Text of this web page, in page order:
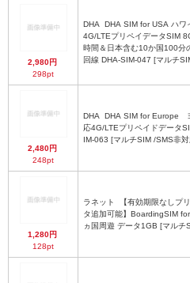
2,980円
298pt
DHA
4G/LTEプリペイデータSIM
時間＆日本含む10か国100分
回線 DHA-SIM-047 [マルチ
2,480円
248pt
DHA
応4G/LTEプリペイドデータ
IM-063 [マルチSIM /SMS非対
1,280円
128pt
ラネット
タ追加可能】BoardingSIM
ヵ国周遊 データ1GB [マルチ